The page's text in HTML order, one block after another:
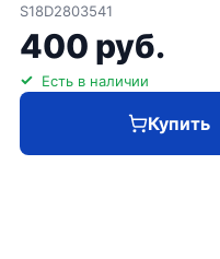
S18D2803541
400 руб.
Есть в наличии
Купить